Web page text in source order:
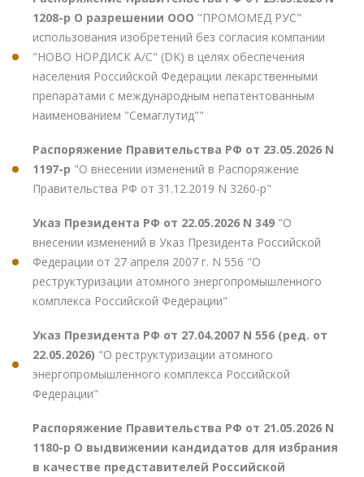
1208-р О разрешении ООО "ПРОМОМЕД РУС"
использования изобретений без согласия компании
"НОВО НОРДИСК А/С" (DK) в целях обеспечения
населения Российской Федерации лекарственными
препаратами с международным непатентованным
наименованием "Семаглутид""
Распоряжение Правительства РФ от 23.05.2026 N
1197-р "О внесении изменений в Распоряжение
Правительства РФ от 31.12.2019 N 3260-р"
Указ Президента РФ от 22.05.2026 N 349 "О
внесении изменений в Указ Президента Российской
Федерации от 27 апреля 2007 г. N 556 "О
реструктуризации атомного энергопромышленного
комплекса Российской Федерации"
Указ Президента РФ от 27.04.2007 N 556 (ред. от
22.05.2026) "О реструктуризации атомного
энергопромышленного комплекса Российской
Федерации"
Распоряжение Правительства РФ от 21.05.2026 N
1180-р О выдвижении кандидатов для избрания
в качестве представителей Российской